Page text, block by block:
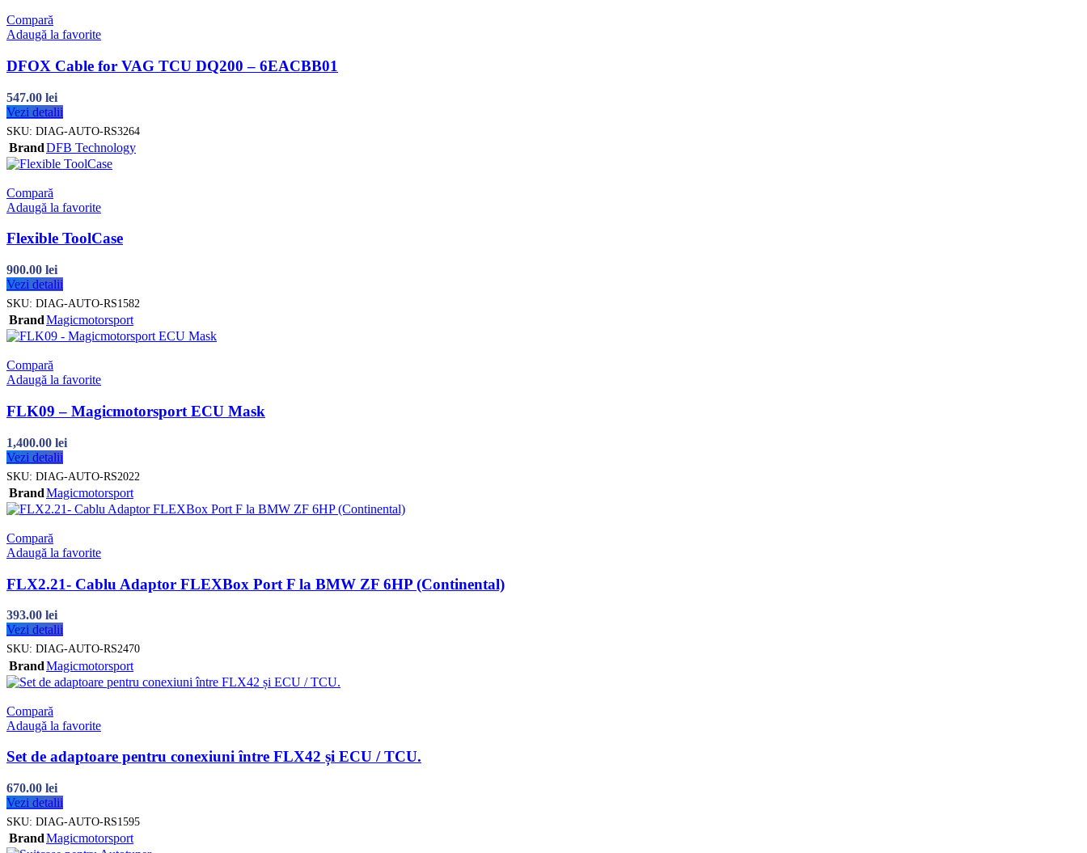
Compară
Adaugă la favorite
DFOX Cable for VAG TCU DQ200 – 6EACBB01
547.00 lei
Vezi detalii
SKU: DIAG-AUTO-RS3264
BrandDFB Technology
Compară
Adaugă la favorite
Flexible ToolCase
900.00 lei
Vezi detalii
SKU: DIAG-AUTO-RS1582
BrandMagicmotorsport
Compară
Adaugă la favorite
FLK09 – Magicmotorsport ECU Mask
1,400.00 lei
Vezi detalii
SKU: DIAG-AUTO-RS2022
BrandMagicmotorsport
Compară
Adaugă la favorite
FLX2.21- Cablu Adaptor FLEXBox Port F la BMW ZF 6HP (Continental)
393.00 lei
Vezi detalii
SKU: DIAG-AUTO-RS2470
BrandMagicmotorsport
Compară
Adaugă la favorite
Set de adaptoare pentru conexiuni între FLX42 și ECU / TCU.
670.00 lei
Vezi detalii
SKU: DIAG-AUTO-RS1595
BrandMagicmotorsport